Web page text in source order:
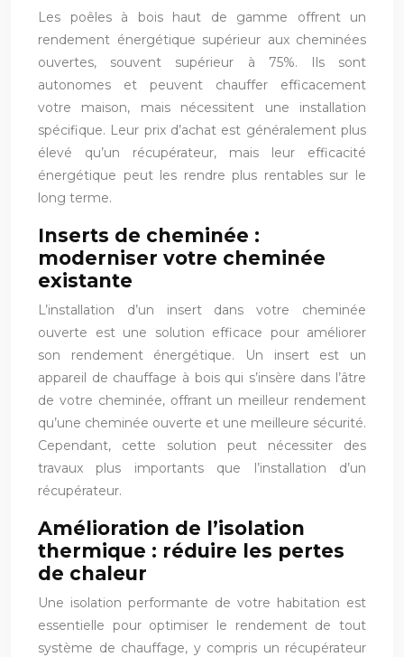
Les poêles à bois haut de gamme offrent un
rendement énergétique supérieur aux cheminées
ouvertes, souvent supérieur à 75%. Ils sont
autonomes et peuvent chauffer efficacement
votre maison, mais nécessitent une installation
spécifique. Leur prix d’achat est généralement plus
élevé qu’un récupérateur, mais leur efficacité
énergétique peut les rendre plus rentables sur le
long terme.
Inserts de cheminée :
moderniser votre cheminée
existante
L’installation d’un insert dans votre cheminée
ouverte est une solution efficace pour améliorer
son rendement énergétique. Un insert est un
appareil de chauffage à bois qui s’insère dans l’âtre
de votre cheminée, offrant un meilleur rendement
qu’une cheminée ouverte et une meilleure sécurité.
Cependant, cette solution peut nécessiter des
travaux plus importants que l’installation d’un
récupérateur.
Amélioration de l’isolation
thermique : réduire les pertes
de chaleur
Une isolation performante de votre habitation est
essentielle pour optimiser le rendement de tout
système de chauffage, y compris un récupérateur